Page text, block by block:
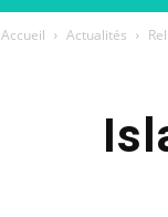
Accueil Actualités